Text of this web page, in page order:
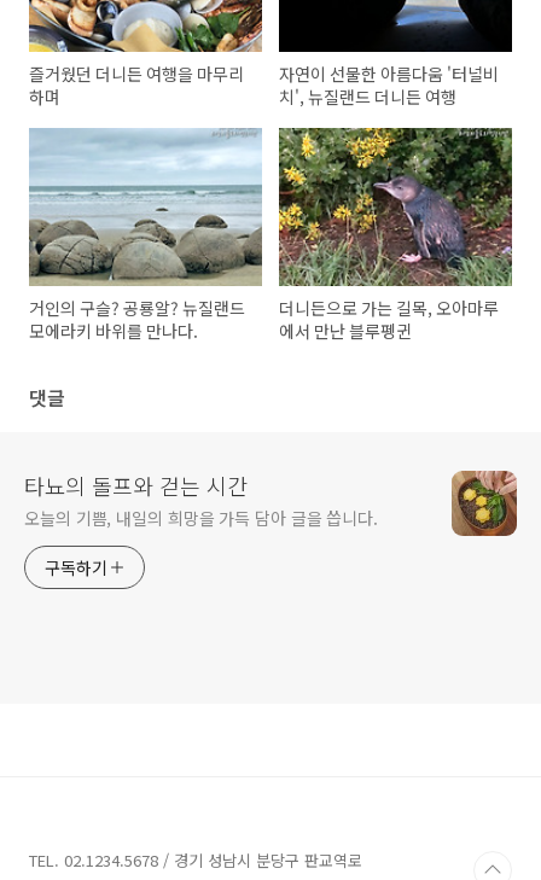
즐거웠던 더니든 여행을 마무리
하며
자연이 선물한 아름다움 '터널비
치', 뉴질랜드 더니든 여행
거인의 구슬? 공룡알? 뉴질랜드
모에라키 바위를 만나다.
더니든으로 가는 길목, 오아마루
에서 만난 블루펭귄
댓글
타뇨의 돌프와 걷는 시간
오늘의 기쁨, 내일의 희망을 가득 담아 글을 씁니다.
구독하기
TEL. 02.1234.5678 / 경기 성남시 분당구 판교역로